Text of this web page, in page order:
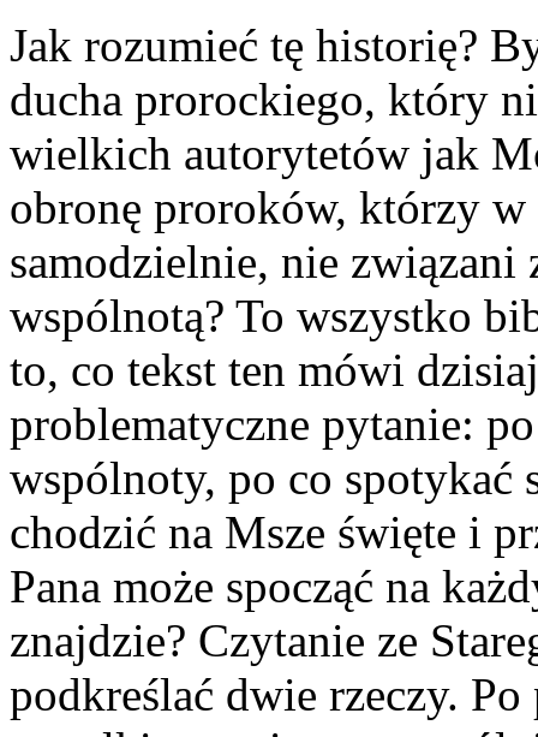
Jak rozumieć tę historię?
ducha prorockiego, który
wielkich autorytetów jak
obronę proroków, którzy
samodzielnie, nie związani
wspólnotą? To wszystko
to, co tekst ten mówi
problematyczne pytanie:
wspólnoty, po co spotykać
chodzić na Msze święte i
Pana może spocząć na
znajdzie? Czytanie ze
podkreślać dwie rzeczy.